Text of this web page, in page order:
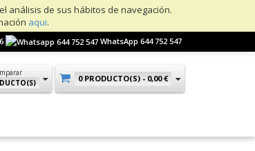
análisis de sus hábitos de navegación.
aqui.
WhatsApp 644 752 547
0 PRODUCTO(S) - 0,00 €